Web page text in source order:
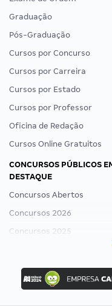
Graduação
Pós-Graduação
Cursos por Concurso
Cursos por Carreira
Cursos por Estado
Cursos por Professor
Oficina de Redação
Cursos Online Gratuitos
CONCURSOS PÚBLICOS
DESTAQUE
Concursos Abertos
Concursos 2026
Concursos 2025
Concurso Ibama
Concurso MPU
Editais publicados